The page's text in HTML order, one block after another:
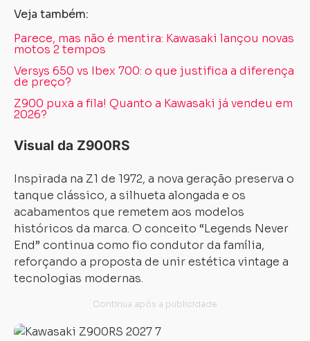
Veja também:
Parece, mas não é mentira: Kawasaki lançou novas
motos 2 tempos
Versys 650 vs Ibex 700: o que justifica a diferença
de preço?
Z900 puxa a fila! Quanto a Kawasaki já vendeu em
2026?
Visual da Z900RS
Inspirada na Z1 de 1972, a nova geração preserva o
tanque clássico, a silhueta alongada e os
acabamentos que remetem aos modelos
históricos da marca. O conceito “Legends Never
End” continua como fio condutor da família,
reforçando a proposta de unir estética vintage a
tecnologias modernas.
Carregando...
Carregando...